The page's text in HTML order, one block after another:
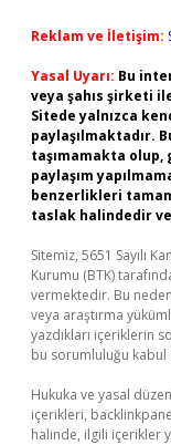
Reklam ve İletişim:
Yasal Uyarı: Bu
veya şahıs şirketi
Sitede yalnızca
paylaşılmaktadır.
taşımamakta olup,
paylaşım
benzerlikleri
taslak halindedir
Sitemiz, 5651 Sayılı
Kurumu (BTK)
vermektedir. Bu
veya araştırma
yazdıkları içeriklerin
bu sorumluluğu kabul
Hukuka ve yasal
içerikleri,
halinde, ilgili içerikler